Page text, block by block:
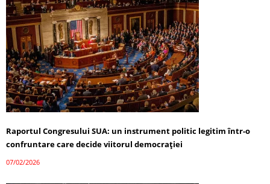
Raportul Congresului SUA: un instrument politic legitim într-o
confruntare care decide viitorul democrației
07/02/2026